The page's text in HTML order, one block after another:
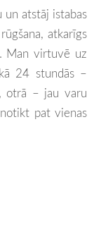
atstāj istabas
atkarīgs
Man virtuvē uz
24 stundās –
otrā – jau varu
pat vienas